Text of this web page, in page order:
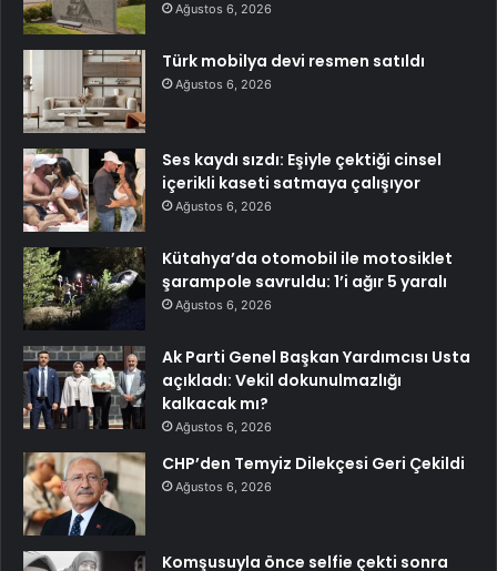
Ağustos 6, 2026
Türk mobilya devi resmen satıldı
Ağustos 6, 2026
Ses kaydı sızdı: Eşiyle çektiği cinsel
içerikli kaseti satmaya çalışıyor
Ağustos 6, 2026
Kütahya’da otomobil ile motosiklet
şarampole savruldu: 1’i ağır 5 yaralı
Ağustos 6, 2026
Ak Parti Genel Başkan Yardımcısı Usta
açıkladı: Vekil dokunulmazlığı
kalkacak mı?
Ağustos 6, 2026
CHP’den Temyiz Dilekçesi Geri Çekildi
Ağustos 6, 2026
Komşusuyla önce selfie çekti sonra